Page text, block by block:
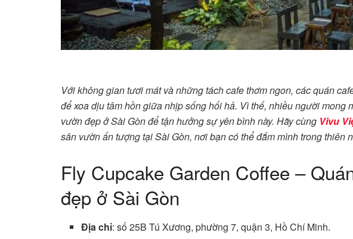
Với không gian tươi mát và những tách cafe thơm ngon, các quán
để xoa dịu tâm hồn giữa nhịp sống hối hả. Vì thế, nhiều người mong
vườn đẹp ở Sài Gòn để tận hưởng sự yên bình này. Hãy cùng Vivu
sân vườn ấn tượng tại Sài Gòn, nơi bạn có thể đắm mình trong thiên
Fly Cupcake Garden Coffee –
đẹp ở Sài Gòn
Địa chỉ: số 25B Tú Xương, phường 7, quận 3, Hồ Chí Minh.